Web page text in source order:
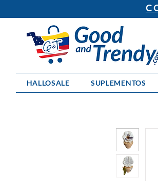
HALLOSALE SUPLEMENTOS